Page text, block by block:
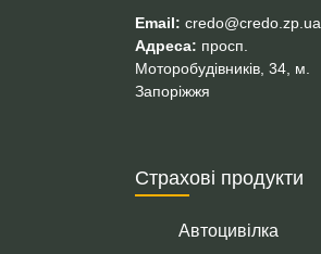
Email: credo@credo.zp.ua
Адреса: просп.
Моторобудівників, 34, м.
Запоріжжя
Страхові продукти
Автоцивілка